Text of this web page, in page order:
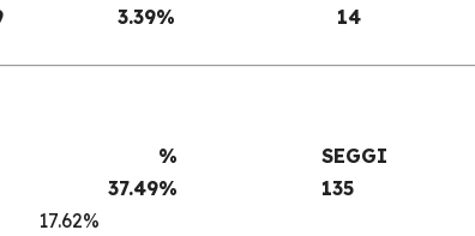
3.39% 14
% SEGGI
37.49% 135